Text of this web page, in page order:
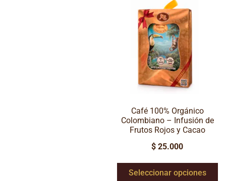
Café 100% Orgánico
Colombiano – Infusión de
Frutos Rojos y Cacao
$ 25.000
Seleccionar opciones